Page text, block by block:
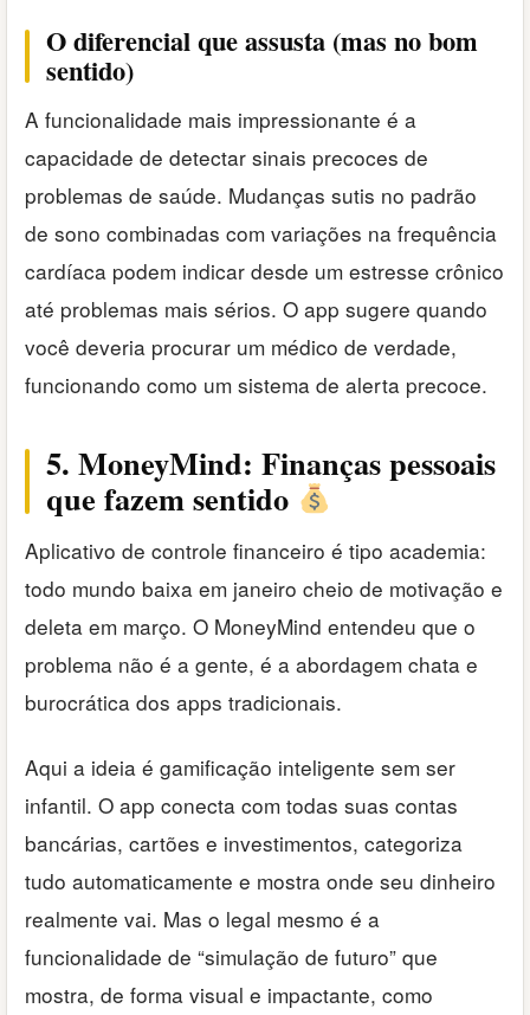
O diferencial que assusta (mas no bom
sentido)
A funcionalidade mais impressionante é a
capacidade de detectar sinais precoces de
problemas de saúde. Mudanças sutis no padrão
de sono combinadas com variações na frequência
cardíaca podem indicar desde um estresse crônico
até problemas mais sérios. O app sugere quando
você deveria procurar um médico de verdade,
funcionando como um sistema de alerta precoce.
5. MoneyMind: Finanças pessoais
que fazem sentido
Aplicativo de controle financeiro é tipo academia:
todo mundo baixa em janeiro cheio de motivação e
deleta em março. O MoneyMind entendeu que o
problema não é a gente, é a abordagem chata e
burocrática dos apps tradicionais.
Aqui a ideia é gamificação inteligente sem ser
infantil. O app conecta com todas suas contas
bancárias, cartões e investimentos, categoriza
tudo automaticamente e mostra onde seu dinheiro
realmente vai. Mas o legal mesmo é a
funcionalidade de “simulação de futuro” que
mostra, de forma visual e impactante, como